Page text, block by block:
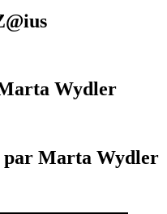
Wydler
Marta Wydler